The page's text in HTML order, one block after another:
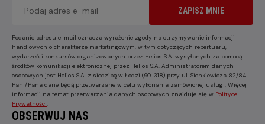
ZAPISZ MNIE
Podanie adresu e-mail oznacza wyrażenie zgody na otrzymywanie informacji
handlowych o charakterze marketingowym, w tym dotyczących repertuaru,
wydarzeń i konkursów organizowanych przez Helios S.A. wysyłanych za pomocą
środków komunikacji elektronicznej przez Helios S.A. Administratorem danych
osobowych jest Helios S.A. z siedzibą w Łodzi (90-318) przy ul. Sienkiewicza 82/84.
Pani/Pana dane będą przetwarzane w celu wykonania zamówionej usługi. Więcej
informacji na temat przetwarzania danych osobowych znajduje się w Polityce
Prywatności.
OBSERWUJ NAS